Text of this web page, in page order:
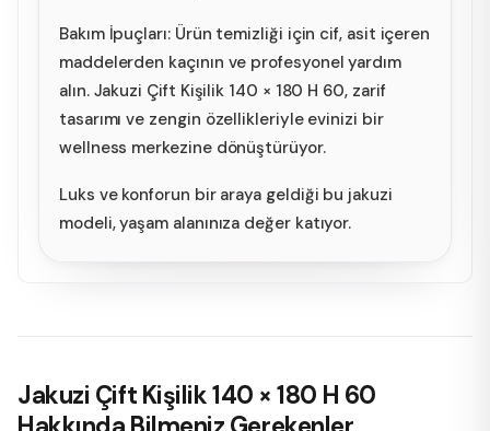
Bakım İpuçları: Ürün temizliği için cif, asit içeren
maddelerden kaçının ve profesyonel yardım
alın. Jakuzi Çift Kişilik 140 × 180 H 60, zarif
tasarımı ve zengin özellikleriyle evinizi bir
wellness merkezine dönüştürüyor.
Luks ve konforun bir araya geldiği bu jakuzi
modeli, yaşam alanınıza değer katıyor.
Jakuzi Çift Kişilik 140 × 180 H 60